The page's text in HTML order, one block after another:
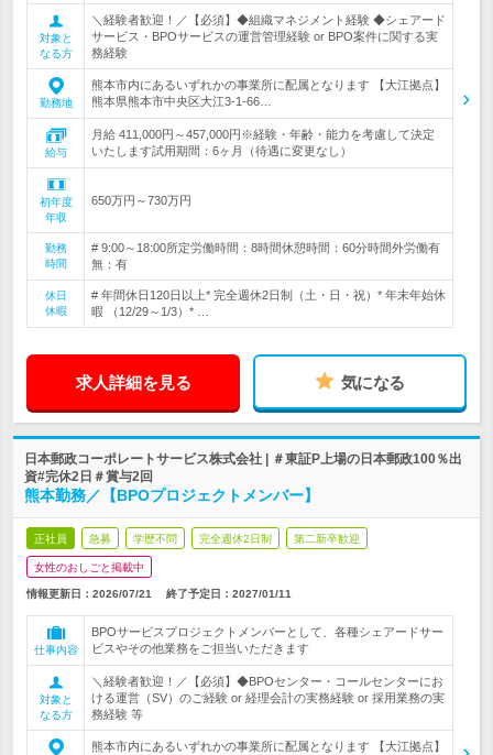
対象と
なる方
＼経験者歓迎！／【必須】◆組織マネジメント経験 ◆シェアード
サービス・BPOサービスの運営管理経験 or BPO案件に関する実
務経験
勤務地
熊本市内にあるいずれかの事業所に配属となります 【大江拠点】
熊本県熊本市中央区大江3-1-66…
給与
月給 411,000円～457,000円※経験・年齢・能力を考慮して決定
いたします試用期間：6ヶ月（待遇に変更なし）
初年度
年収
650万円～730万円
勤務
時間
# 9:00～18:00所定労働時間：8時間休憩時間：60分時間外労働有
無：有
休日
休暇
# 年間休日120日以上* 完全週休2日制（土・日・祝）* 年末年始休
暇 （12/29～1/3）* …
求人詳細を見る 気になる
日本郵政コーポレートサービス株式会社 | ＃東証P上場の日本郵政100％出
資#完休2日＃賞与2回
熊本勤務／【BPOプロジェクトメンバー】
正社員 急募 学歴不問 完全週休2日制 第二新卒歓迎
女性のおしごと掲載中
情報更新日：2026/07/21 終了予定日： 2027/01/11
仕事内容
BPOサービスプロジェクトメンバーとして、各種シェアードサー
ビスやその他業務をご担当いただきます
対象と
なる方
＼経験者歓迎！／【必須】◆BPOセンター・コールセンターにお
ける運営（SV）のご経験 or 経理会計の実務経験 or 採用業務の実
務経験 等
熊本市内にあるいずれかの事業所に配属となります 【大江拠点】